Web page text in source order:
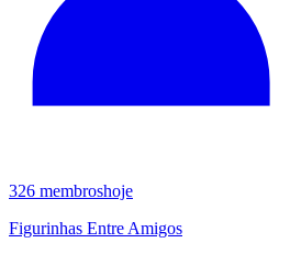
326 membroshoje
Figurinhas Entre Amigos